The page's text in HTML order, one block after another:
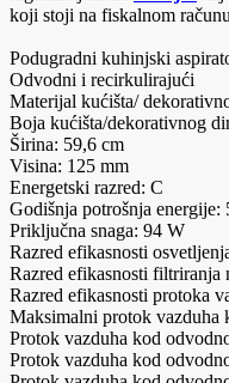
koji stoji na fiskalnom
Podugradni kuhinjski
Odvodni i recirkulirajući
Materijal kućišta/
Boja kućišta/dekorativnog
Širina: 59,6 cm
Visina: 125 mm
Energetski razred: C
Godišnja potrošnja energije:
Priključna snaga: 94 W
Razred efikasnosti
Razred efikasnosti filtriranja
Razred efikasnosti protoka
Maksimalni protok vazduha
Protok vazduha kod
Protok vazduha kod